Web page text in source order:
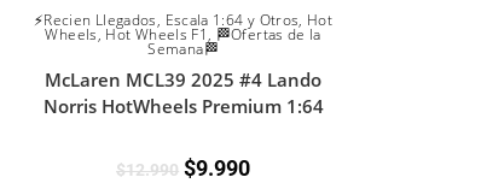
⚡Recien Llegados, Escala 1:64 y Otros, Hot
Wheels, Hot Wheels F1 , 🏁Ofertas de la
Semana🏁
McLaren MCL39 2025 #4 Lando
Norris HotWheels Premium 1:64
$12.990 $9.990